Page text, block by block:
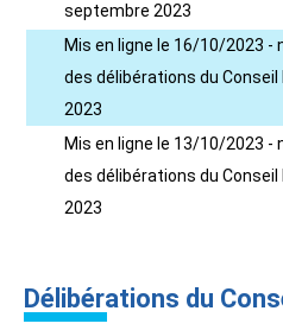
septembre 2023
Mis en ligne le 16/10/2023 -
des délibérations du Conseil
2023
Mis en ligne le 13/10/2023 -
des délibérations du Conseil
2023
Délibérations du